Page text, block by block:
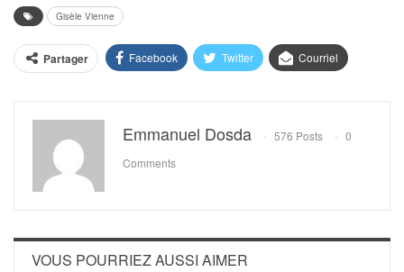
Gisèle Vienne
Partager Facebook Twitter Courriel
Emmanuel Dosda 576 Posts
0
Comments
VOUS POURRIEZ AUSSI AIMER